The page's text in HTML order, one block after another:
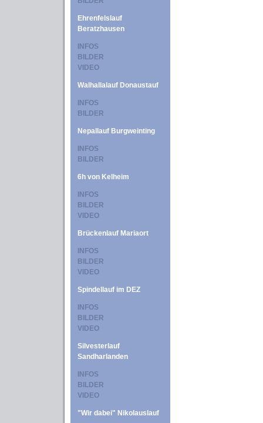
Ehrenfelslauf
Beratzhausen
INFOS
BILDER
VIDEO
Walhallalauf Donaustauf
INFOS
BILDER
Nepallauf Burgweinting
INFOS
BILDER
6h von Kelheim
INFOS
BILDER
VIDEO
Brückenlauf Mariaort
INFOS
BILDER
VIDEO
Spindellauf im DEZ
INFOS
BILDER
VIDEO
Silvesterlauf
Sandharlanden
INFOS
BILDER
VIDEO
"Wir dabei" Nikolauslauf